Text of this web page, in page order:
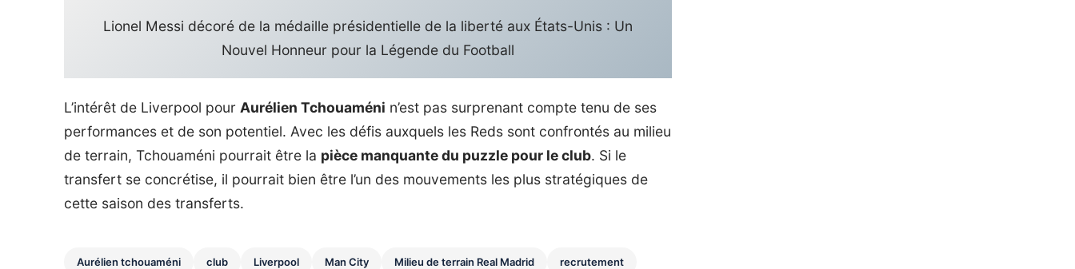
Lionel Messi décoré de la médaille présidentielle de la liberté aux États-Unis : Un
Nouvel Honneur pour la Légende du Football
L’intérêt de Liverpool pour Aurélien Tchouaméni n’est pas surprenant compte tenu de ses
performances et de son potentiel. Avec les défis auxquels les Reds sont confrontés au milieu
de terrain, Tchouaméni pourrait être la pièce manquante du puzzle pour le club. Si le
transfert se concrétise, il pourrait bien être l’un des mouvements les plus stratégiques de
cette saison des transferts.
Aurélien tchouaméni club Liverpool Man City Milieu de terrain Real Madrid recrutement